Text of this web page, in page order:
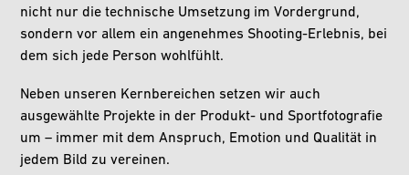
nicht nur die technische Umsetzung im Vordergrund,
sondern vor allem ein angenehmes Shooting-Erlebnis, bei
dem sich jede Person wohlfühlt.
Neben unseren Kernbereichen setzen wir auch
ausgewählte Projekte in der Produkt- und Sportfotografie
um – immer mit dem Anspruch, Emotion und Qualität in
jedem Bild zu vereinen.